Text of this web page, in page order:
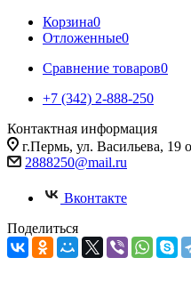
Корзина0
Отложенные0
Сравнение товаров0
+7 (342) 2-888-250
Контактная информация
г.Пермь, ул. Васильева, 19
2888250@mail.ru
Вконтакте
Поделиться